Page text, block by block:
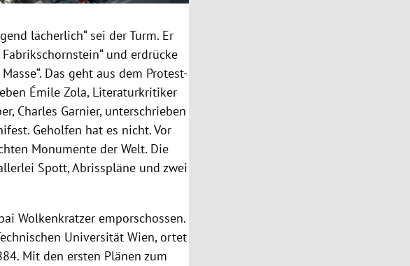
lächerlich“ sei der Turm. Er
und erdrücke
Das geht aus dem Protest-
Émile Zola, Literaturkritiker
Charles Garnier, unterschrieben
Geholfen hat es nicht. Vor
Monumente der Welt. Die
Spott, Abrisspläne und zwei
Wolkenkratzer emporschossen.
Universität Wien, ortet
Mit den ersten Plänen zum